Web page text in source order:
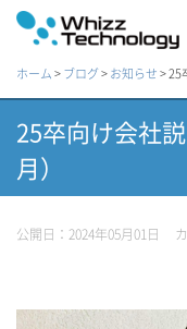
ホーム>ブログ>お知らせ>25
25卒向け会社
月）
公開日：2024年05月01日